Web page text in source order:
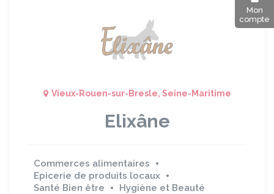
Mon
compte
Vieux-Rouen-sur-Bresle, Seine-Maritime
Elixâne
Commerces alimentaires
Epicerie de produits locaux
Santé Bien être
Hygiène et Beauté